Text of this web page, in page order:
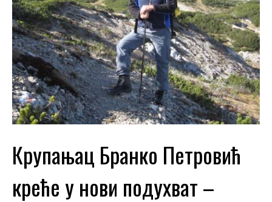
Крупањац Бранко Петровић
креће у нови подухват –